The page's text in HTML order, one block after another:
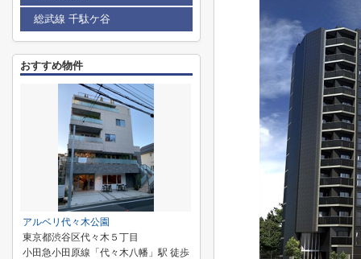
総武線 千駄ケ谷
おすすめ物件
アルベリ代々木公園
東京都渋谷区代々木５丁目
小田急小田原線「代々木八幡」駅 徒歩